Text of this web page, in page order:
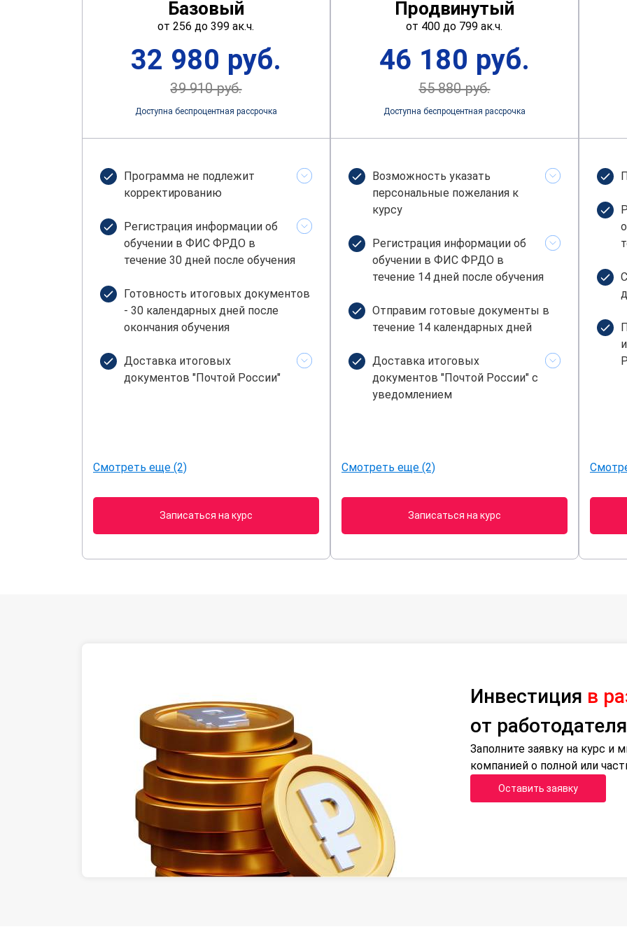
Базовый
от 256 до 399 ак.ч.
32 980 руб.
39 910 руб.
Доступна беспроцентная рассрочка
Программа не подлежит
корректированию
Регистрация информации об
обучении в ФИС ФРДО в
течение 30 дней после обучения
Готовность итоговых документов
- 30 календарных дней после
окончания обучения
Доставка итоговых
документов "Почтой России"
Смотреть еще (2)
Записаться на курс
Продвинутый
от 400 до 799 ак.ч.
46 180 руб.
55 880 руб.
Доступна беспроцентная рассрочка
Возможность указать
персональные пожелания к
курсу
Регистрация информации об
обучении в ФИС ФРДО в
течение 14 дней после обучения
Отправим готовые документы в
течение 14 календарных дней
Доставка итоговых
документов "Почтой России" с
уведомлением
Смотреть еще (2)
Записаться на курс
Инвестиция в
от работодателя
Заполните заявку на курс
компанией о полной или
Оставить заявку